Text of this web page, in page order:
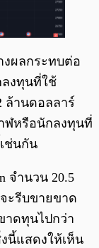
ผลกระทบต่อ
ลงทุนที่ใช้
ล้านดอลลาร์
ฬหรือนักลงทุนที่
ช่นกัน
จำนวน 20.5
ะรีบขายขาด
าดทุนไปกว่า
งนี้แสดงให้เห็น